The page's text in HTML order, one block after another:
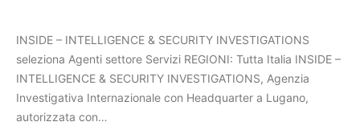
INSIDE – INTELLIGENCE & SECURITY INVESTIGATIONS
seleziona Agenti settore Servizi REGIONI: Tutta Italia INSIDE –
INTELLIGENCE & SECURITY INVESTIGATIONS, Agenzia
Investigativa Internazionale con Headquarter a Lugano,
autorizzata con…